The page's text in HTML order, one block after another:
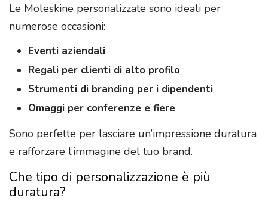
Le Moleskine personalizzate sono ideali per
numerose occasioni:
Eventi aziendali
Regali per clienti di alto profilo
Strumenti di branding per i dipendenti
Omaggi per conferenze e fiere
Sono perfette per lasciare un’impressione duratura
e rafforzare l’immagine del tuo brand.
Che tipo di personalizzazione è più
duratura?